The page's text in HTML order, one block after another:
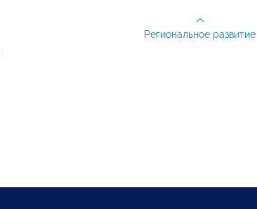
Региональное развитие